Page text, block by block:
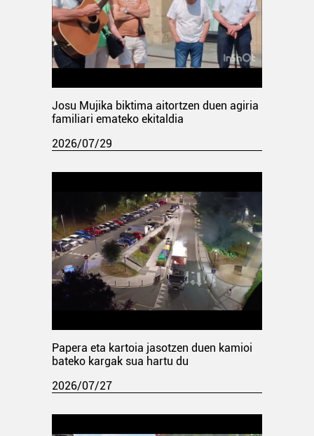
Josu Mujika biktima aitortzen duen agiria
familiari emateko ekitaldia
2026/07/29
Papera eta kartoia jasotzen duen kamioi
bateko kargak sua hartu du
2026/07/27